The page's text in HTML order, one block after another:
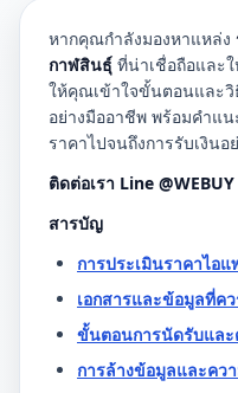
หากคุณกำลังมองหาแหล่ง
กาฬสินธุ์ ที่น่าเชื่อถือและ
ให้คุณเข้าใจขั้นตอนและ
อย่างมืออาชีพ พร้อมคำแ
ราคาไปจนถึงการรับเงินอ
ติดต่อเรา Line @WEBUY
สารบัญ
การประเมินราคาไอ
เอกสารและข้อมูลที่ค
ขั้นตอนการนัดรับแล
การล้างข้อมูลและคว